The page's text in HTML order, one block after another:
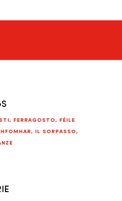
, FERRAGOSTO, FÉILE
, IL SORPASSO,